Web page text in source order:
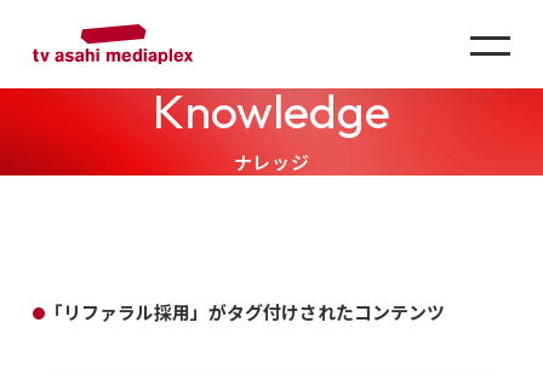
Knowledge
ナレッジ
「リファラル採用」がタグ付けされたコンテンツ